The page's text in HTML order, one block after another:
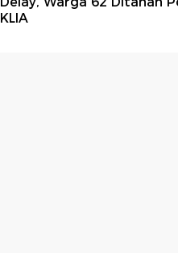
KLIA